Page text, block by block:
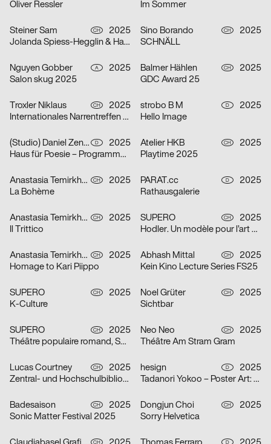
Oliver Ressler
Im Sommer
Steiner Sam CH
2025
Jolanda Spiess-Hegglin & Hansi Voigt lesen aus „Meistgeklickt“
Sino Borando CH
2025
SCHNÄLL
Nguyen Gobber A
2025
Salon skug 2025
Balmer Hählen CH
2025
GDC Award 25
Troxler Niklaus CH
2025
Internationales Narrentreffen Willisau
strobo B M D
2025
Hello Image
(Studio) Daniel Zenker D
2025
Haus für Poesie – Programmkampagne September/Oktober 2025
Atelier HKB CH
2025
Playtime 2025
Anastasia Temirkhan CH
2025
La Bohème
PARAT.cc D
2025
Rathausgalerie
Anastasia Temirkhan CH
2025
Il Trittico
SUPERO CH
2025
Hodler. Un modèle pour l’art suisse
Anastasia Temirkhan CH
2025
Homage to Kari Piippo
Abhash Mittal CH
2025
Kein Kino Lecture Series FS25
SUPERO CH
2025
K-Culture
Noel Grüter CH
2025
Sichtbar
SUPERO CH
2025
Théâtre populaire romand, Saison 2025/26
Neo Neo CH
2025
Théâtre Am Stram Gram
Lucas Courtney CH
2025
Zentral- und Hochschulbibliothek Luzern
hesign D
2025
Tadanori Yokoo – Poster Art: Original Posters from 1965 – 2025
Badesaison CH
2025
Sonic Matter Festival 2025
Dongjun Choi CH
2025
Sorry Helvetica
CH D